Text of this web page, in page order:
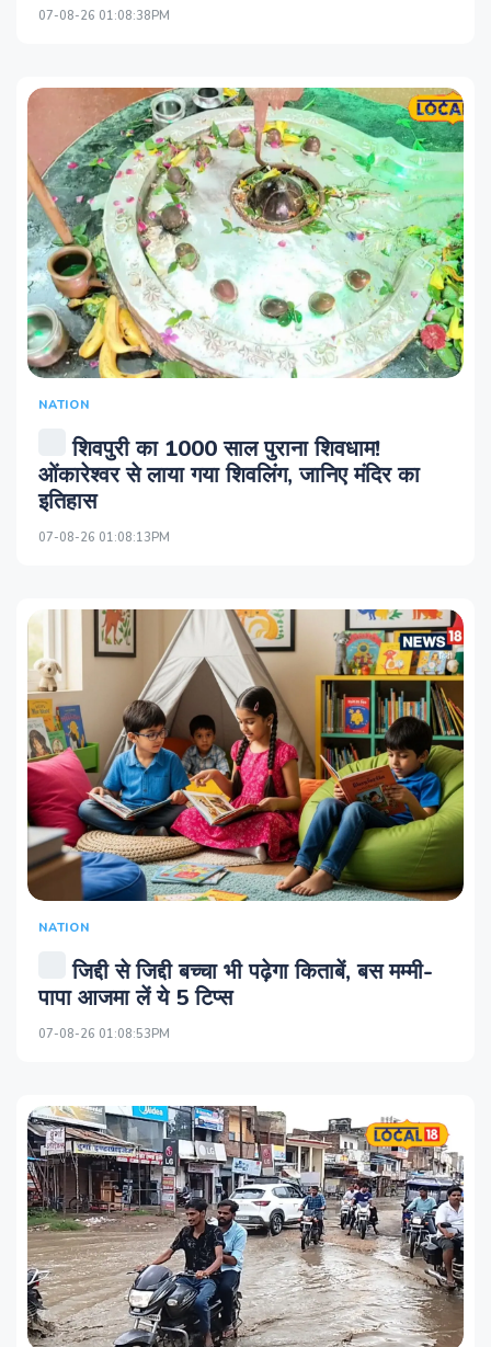
07-08-26 01:08:38PM
NATION
शिवपुरी का 1000 साल पुराना शिवधाम!
ओंकारेश्वर से लाया गया शिवलिंग, जानिए मंदिर का
इतिहास
07-08-26 01:08:13PM
NATION
जिद्दी से जिद्दी बच्चा भी पढ़ेगा किताबें, बस मम्मी-
पापा आजमा लें ये 5 टिप्स
07-08-26 01:08:53PM